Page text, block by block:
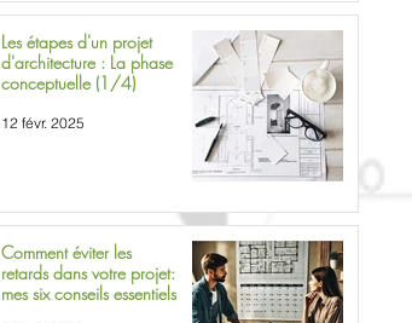
Les étapes d'un projet
d'architecture : La phase
conceptuelle (1/4)
12 févr. 2025
Comment éviter les
retards dans votre projet:
mes six conseils essentiels